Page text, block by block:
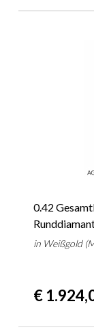
0.42
in Weißgold
€